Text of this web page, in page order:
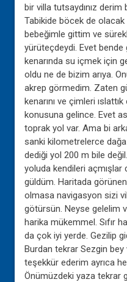
bir villa tutsaydınız
Tabikide böcek de olacak
bebeğimle gittim ve
yürüteçdeydi. Evet
kenarında su içmek için
oldu ne de bizim arıya.
akrep görmedim. Zaten
kenarını ve çimleri
konusuna gelince. Evet
toprak yol var. Ama bi
sanki kilometrelerce
dediği yol 200 m bile
yoluda kendileri açmışlar
güldüm. Haritada
olmasa navigasyon sizi
götürsün. Neyse gelelim
harika mükemmel. Sıfır
da çok iyi yerde. Gezilip
Burdan tekrar Sezgin bey
teşekkür ederim ayrıca
Önümüzdeki yaza tekrar